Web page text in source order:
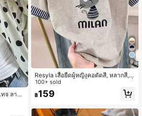
จ ลายจุ
ขนพอง
ำหรับใ
ลอง
อง
อง
6
Resyla เสื้อยืดผู้หญิงคอตัดสี, หลากสี, ล
ายพิมพ์แมวน่ารัก, เสื้อสำหรับออกไปเที่
ยวฤดูร้อน, ดีไซน์กราฟิก, ความรู้สึกพรีเ
มียม, ลำลองอเนกประสงค์, สวมใส่ประ
เสื้อผ้ากลางแจ้ง
100+ sold
฿159